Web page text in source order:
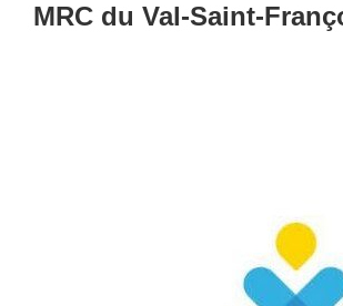
MRC du Val-Saint-